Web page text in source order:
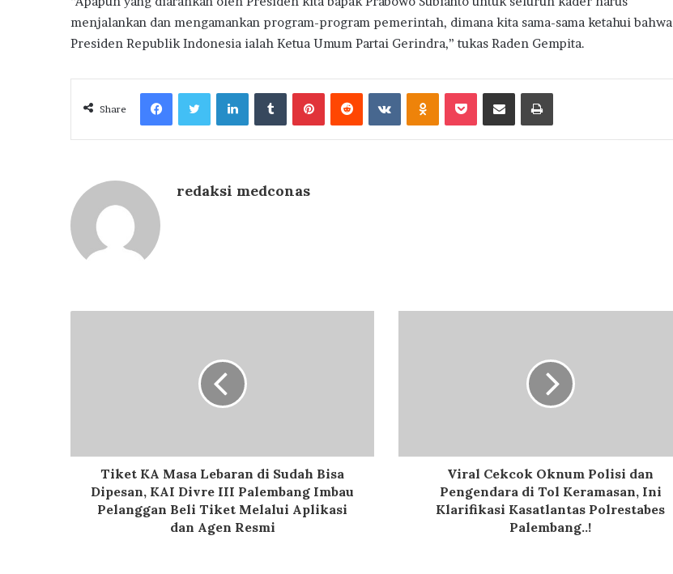
menjalankan dan mengamankan program-program pemerintah, dimana kita sama-sama ketahui bahwa
Presiden Republik Indonesia ialah Ketua Umum Partai Gerindra,” tukas Raden Gempita.
Share
FacebookTwitterLinkedInTumblrPinterestReddit VKontakteOdnoklassniki
Pocket Share via Email Print
redaksi medconas
Tiket KA Masa Lebaran di Sudah Bisa
Dipesan, KAI Divre III Palembang Imbau
Pelanggan Beli Tiket Melalui Aplikasi
dan Agen Resmi
Viral Cekcok Oknum Polisi dan
Pengendara di Tol Keramasan, Ini
Klarifikasi Kasatlantas Polrestabes
Palembang..!